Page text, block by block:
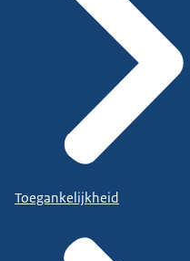
Toegankelijkheid